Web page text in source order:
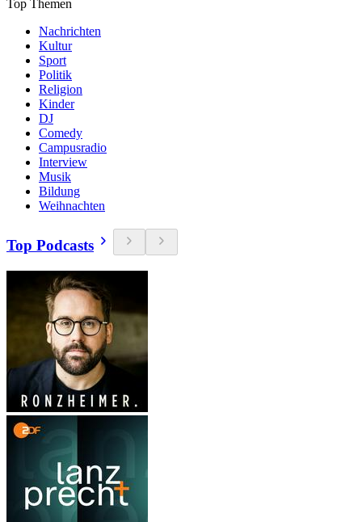
Top Themen
Nachrichten
Kultur
Sport
Politik
Religion
Kinder
DJ
Comedy
Campusradio
Interview
Musik
Bildung
Weihnachten
Top Podcasts